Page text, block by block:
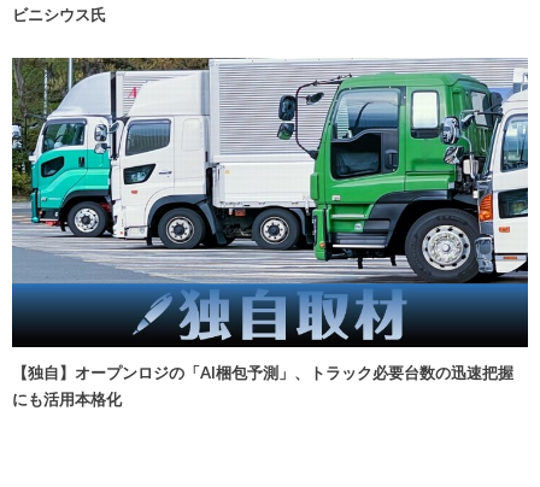
ビニシウス氏
【独自】オープンロジの「AI梱包予測」、トラック必要台数の迅速把握
にも活用本格化